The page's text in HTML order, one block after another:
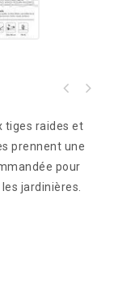
tiges raides et
prennent une
pour
jardinières.